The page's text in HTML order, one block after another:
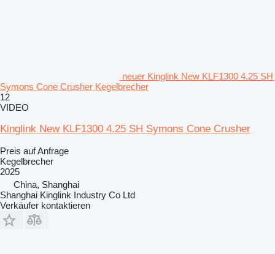
neuer Kinglink New KLF1300 4.25 SH
Symons Cone Crusher Kegelbrecher
12
VIDEO
Kinglink New KLF1300 4.25 SH Symons Cone Crusher
Preis auf Anfrage
Kegelbrecher
2025
China, Shanghai
Shanghai Kinglink Industry Co Ltd
Verkäufer kontaktieren